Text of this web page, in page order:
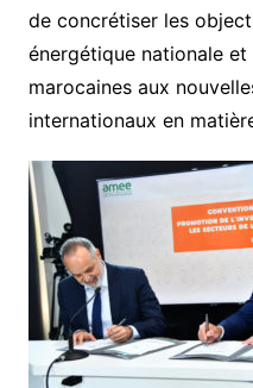
de concrétiser les
énergétique nationale
marocaines aux
internationaux en